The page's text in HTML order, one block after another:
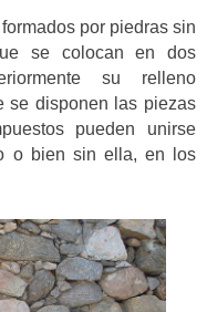
por piedras sin
se colocan en dos
su relleno
se disponen las piezas
pueden unirse
o bien sin ella, en los